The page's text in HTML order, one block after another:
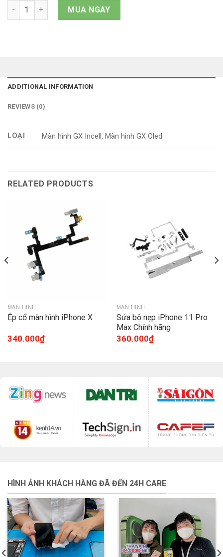
Màn hình iPhone 17e quantity
MUA NGAY
ADDITIONAL INFORMATION
REVIEWS (0)
LOẠI Màn hình GX Incell, Màn hình GX Oled
RELATED PRODUCTS
MÀN HÌNH
Ép cổ màn hình iPhone X
340.000₫
MÀN HÌNH
Sửa bộ nẹp iPhone 11 Pro
Max Chính hãng
360.000₫
HÌNH ẢNH KHÁCH HÀNG ĐÃ ĐẾN 24H CARE